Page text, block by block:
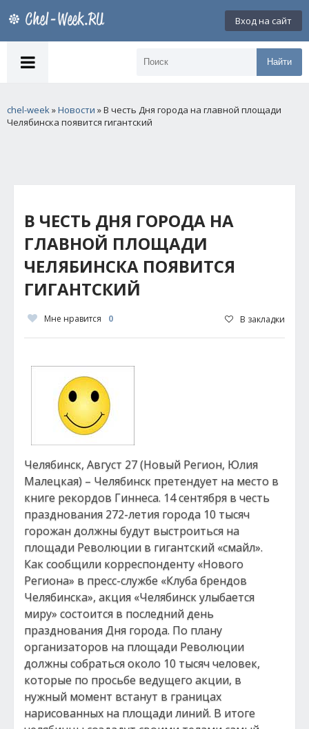
Вход на сайт
Найти
chel-week»Новости » В честь Дня города на главной площади
Челябинска появится гигантский
В ЧЕСТЬ ДНЯ ГОРОДА НА
ГЛАВНОЙ ПЛОЩАДИ
ЧЕЛЯБИНСКА ПОЯВИТСЯ
ГИГАНТСКИЙ
Мне нравится 0 В закладки
Челябинск, Август 27 (Новый Регион, Юлия
Малецкая) – Челябинск претендует на место в
книге рекордов Гиннеса. 14 сентября в честь
празднования 272-летия города 10 тысяч
горожан должны будут выстроиться на
площади Революции в гигантский «смайл».
Как сообщили корреспонденту «Нового
Региона» в пресс-службе «Клуба брендов
Челябинска», акция «Челябинск улыбается
миру» состоится в последний день
празднования Дня города. По плану
организаторов на площади Революции
должны собраться около 10 тысяч человек,
которые по просьбе ведущего акции, в
нужный момент встанут в границах
нарисованных на площади линий. В итоге